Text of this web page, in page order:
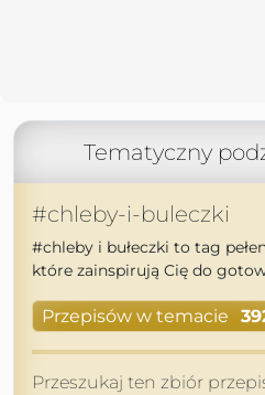
Tematyczny
#chleby-i-buleczki
#chleby i bułeczki to tag
które zainspirują Cię do
Przepisów w temacie
Przeszukaj ten zbiór